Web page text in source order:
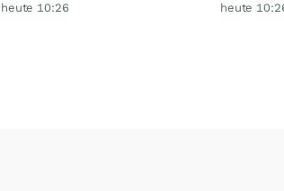
heute 10:26 heute